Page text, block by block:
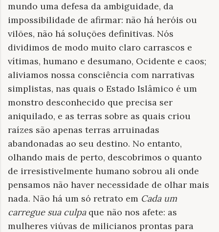
mundo uma defesa da ambiguidade, da
impossibilidade de afirmar: não há heróis ou
vilões, não há soluções definitivas. Nós
dividimos de modo muito claro carrascos e
vítimas, humano e desumano, Ocidente e caos;
aliviamos nossa consciência com narrativas
simplistas, nas quais o Estado Islâmico é um
monstro desconhecido que precisa ser
aniquilado, e as terras sobre as quais criou
raízes são apenas terras arruinadas
abandonadas ao seu destino. No entanto,
olhando mais de perto, descobrimos o quanto
de irresistivelmente humano sobrou ali onde
pensamos não haver necessidade de olhar mais
nada. Não há um só retrato em Cada um
carregue sua culpaque não nos afete: as
mulheres viúvas de milicianos prontas para